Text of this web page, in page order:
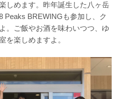
しめます。昨年誕生した八ヶ岳
Peaks BREWINGも参加し、ク
。ご飯やお酒を味わいつつ、ゆ
を楽しめますよ。